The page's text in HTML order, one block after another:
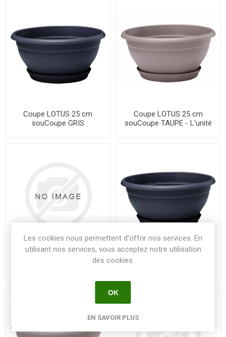
Coupe LOTUS 25 cm
souCoupe GRIS
Coupe LOTUS 25 cm
souCoupe TAUPE - L'unité
Coupe LOTUS 25 cm
Les cookies nous permettent d'offrir nos services. En
utilisant nos services, vous acceptez notre utilisation
des cookies.
OK
EN SAVOIR PLUS